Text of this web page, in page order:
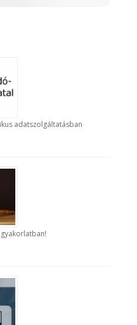
adatszolgáltatásban
gyakorlatban!